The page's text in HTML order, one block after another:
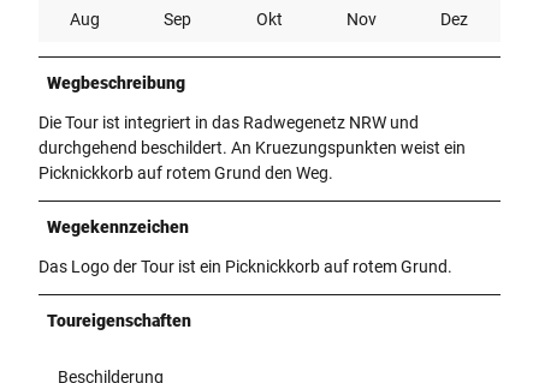
Aug Sep Okt Nov Dez
Wegbeschreibung
Die Tour ist integriert in das Radwegenetz NRW und
durchgehend beschildert. An Kruezungspunkten weist ein
Picknickkorb auf rotem Grund den Weg.
Wegekennzeichen
Das Logo der Tour ist ein Picknickkorb auf rotem Grund.
Toureigenschaften
Beschilderung